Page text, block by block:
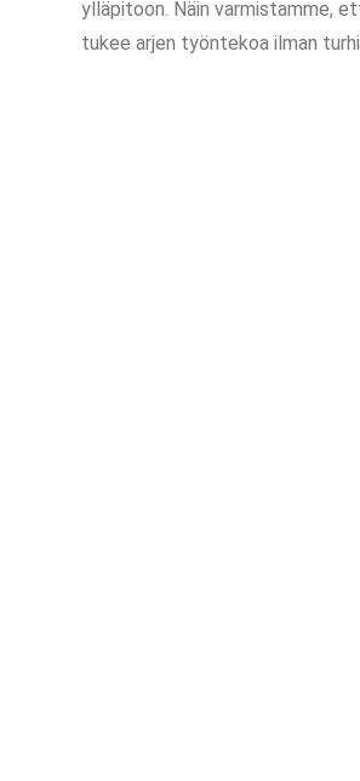
ylläpitoon. Näin varmistamme,
tukee arjen työntekoa ilman